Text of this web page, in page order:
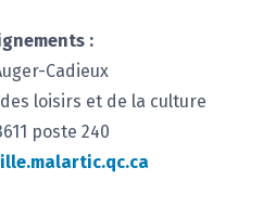
:
Cadieux
loisirs et de la culture
poste 240